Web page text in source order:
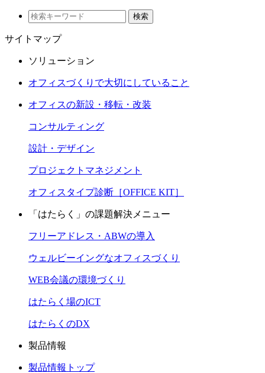
検索
サイトマップ
ソリューション
オフィスづくりで大切にしていること
オフィスの新設・移転・改装
コンサルティング
設計・デザイン
プロジェクトマネジメント
オフィスタイプ診断［OFFICE KIT］
「はたらく」の課題解決メニュー
フリーアドレス・ABWの導入
ウェルビーイングなオフィスづくり
WEB会議の環境づくり
はたらく場のICT
はたらくのDX
製品情報
製品情報トップ